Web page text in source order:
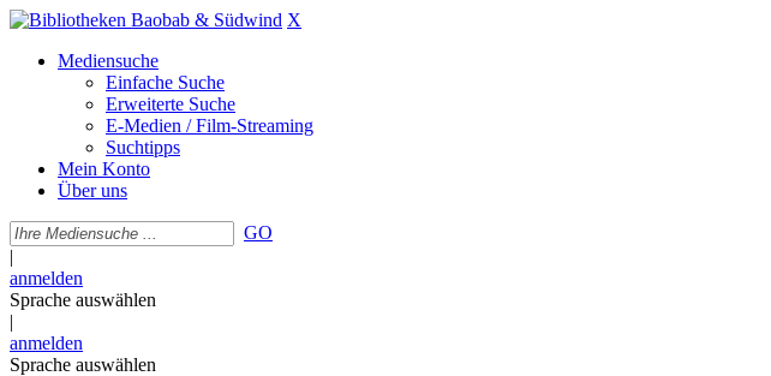
X
Mediensuche
Einfache Suche
Erweiterte Suche
E-Medien / Film-Streaming
Suchtipps
Mein Konto
Über uns
GO
|
anmelden
Sprache auswählen
|
anmelden
Sprache auswählen